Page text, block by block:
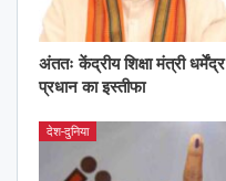
अंततः केंद्रीय शिक्षा मंत्री धर्मेंद्र
प्रधान का इस्तीफा
देश-दुनिया